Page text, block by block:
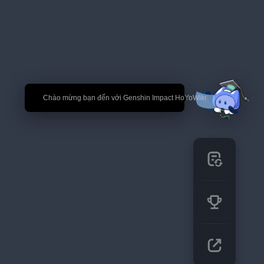
🎉 Chào mừng bạn đến với Genshin Impact HoYoWiki